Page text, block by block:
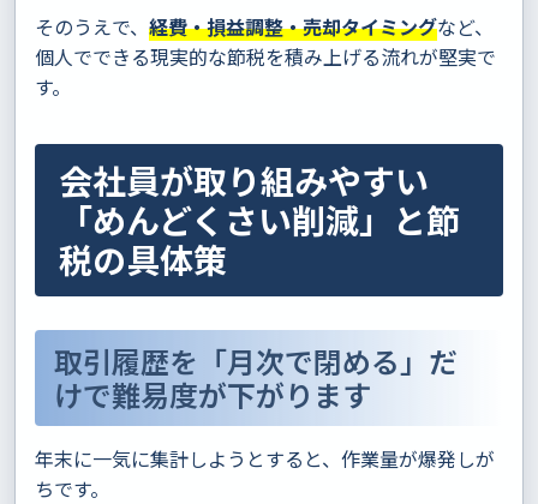
そのうえで、 経費・損益調整・売却タイミングなど、
個人でできる現実的な節税を積み上げる流れが堅実で
す。
会社員が取り組みやすい
「めんどくさい削減」と節
税の具体策
取引履歴を「月次で閉める」だ
けで難易度が下がります
年末に一気に集計しようとすると、作業量が爆発しが
ちです。